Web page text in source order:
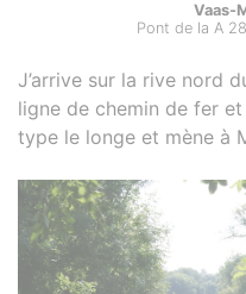
Vaas-
Pont de la A
J’arrive sur la rive nord
ligne de chemin de fer
type le longe et mène à